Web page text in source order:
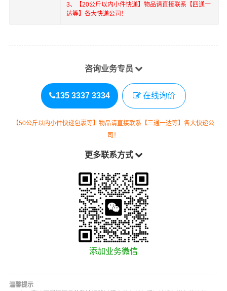
3、【20公斤以内小件快递】物品请直接联系【四通一
达等】各大快递公司！
咨询业务专员
135 3337 3334 在线询价
【50公斤以内小件快递包裹等】物品请直接联系【三通一达等】各大快递公
司！
更多联系方式
添加业务微信
温馨提示